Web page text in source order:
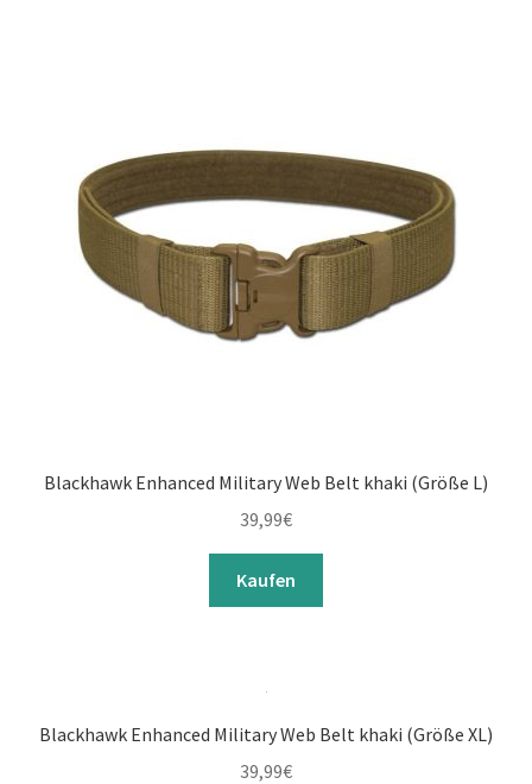
Blackhawk Enhanced Military Web Belt khaki (Größe L)
39,99€
Kaufen
Blackhawk Enhanced Military Web Belt khaki (Größe XL)
39,99€